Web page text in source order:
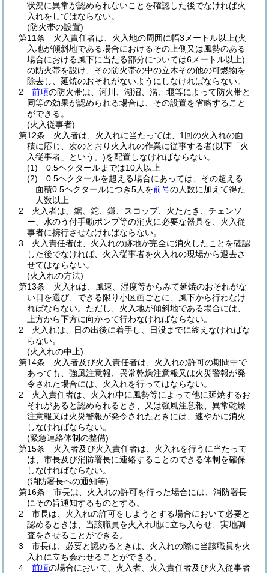
状況に異常が認められないことを確認した後でなければ火
入れをしてはならない。
(防火帯の設置)
第11条
火入責任者は、火入地の周囲に幅3メートル以上(火
入地が傾斜地である場合におけるその上側又は風勢のある
場合における風下に当たる部分については6メートル以上)
の防火帯を設け、その防火帯の中の立木その他の可燃物を
除去し、延焼のおそれがないようにしなければならない。
2
前項の防火帯は、河川、湖沼、溝、堰等によって防火帯と
同等の効果が認められる場合は、その設置を省略すること
ができる。
(火入従事者)
第12条
火入者は、火入れに当たっては、1回の火入れの面
積に応じ、次のとおり火入れの作業に従事する者(以下「火
入従事者」という。)を配置しなければならない。
(1)
0.5ヘクタールまでは10人以上
(2)
0.5ヘクタールを超える場合にあっては、その超える
面積0.5ヘクタールにつき5人を前号の人数に加えて得た
人数以上
2
火入者は、鋸、鉈、鎌、スコップ、火たたき、チェンソ
ー、水のう付手動ポンプ等の消火に必要な器具を、火入従
事者に携行させなければならない。
3
火入責任者は、火入れの跡地が完全に消火したことを確認
した後でなければ、火入従事者を火入れの現場から退去さ
せてはならない。
(火入れの方法)
第13条
火入れは、風速、湿度等からみて延焼のおそれがな
い日を選び、できる限り小区画ごとに、風下から行わなけ
ればならない。 ただし、火入地が傾斜地である場合には、
上方から下方に向かって行わなければならない。
2
火入れは、日の出後に着手し、日没までに終えなければな
らない。
(火入れの中止)
第14条
火入者及び火入責任者は、火入れの許可の期間中で
あっても、強風注意報、異常乾燥注意報又は火災警報が発
令された場合には、火入れを行ってはならない。
2
火入責任者は、火入れ中に風勢等によって他に延焼するお
それがあると認められるとき、又は強風注意報、異常乾燥
注意報又は火災警報が発令されたときには、速やかに消火
しなければならない。
(緊急連絡体制の整備)
第15条
火入者及び火入責任者は、火入れを行うに当たって
は、市長及び消防署長に連絡することのできる体制を確保
しなければならない。
(消防署長への通知等)
第16条
市長は、火入れの許可を行った場合には、消防署長
にその旨通知するものとする。
2
市長は、火入れの許可をしようとする場合において必要と
認めるときは、当該職員を火入れ地に立ち入らせ、実地調
査をさせることができる。
3
市長は、必要と認めるときは、火入れの際に当該職員を火
入れに立ち会わせることができる。
4
前項の場合において、火入者、火入責任者及び火入従事者